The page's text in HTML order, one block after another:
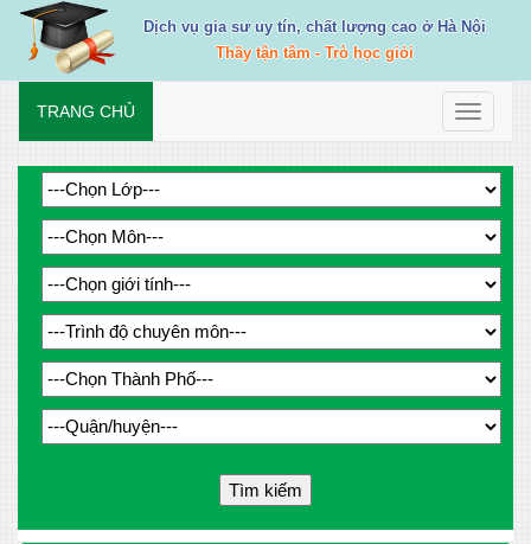
Dịch vụ gia sư uy tín, chất lượng cao ở Hà Nội
Thầy tận tâm - Trò học giỏi
Toggle
TRANG CHỦ